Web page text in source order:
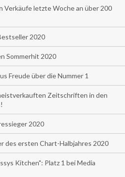
Verkäufe letzte Woche an über 200
2020
Sommerhit 2020
Freude über die Nummer 1
Zeitschriften in den
2020
des ersten Chart-Halbjahres 2020
Kitchen": Platz 1 bei Media